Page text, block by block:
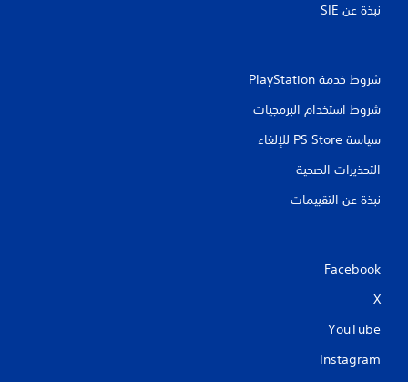
نبذة عن SIE‏
شروط خدمة PlayStation‏
شروط استخدام البرمجيات
سياسة PS Store للإلغاء
التحذيرات الصحية
نبذة عن التقييمات
Facebook
X
YouTube
Instagram